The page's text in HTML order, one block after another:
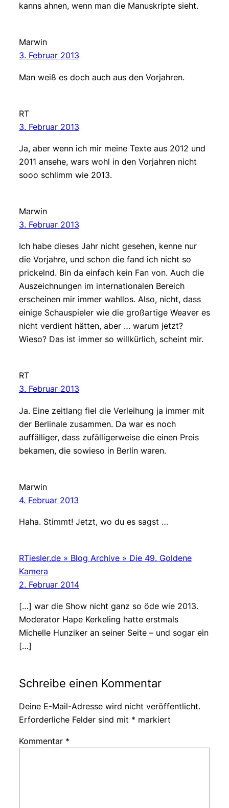
kanns ahnen, wenn man die Manuskripte sieht.
Marwin
3. Februar 2013
Man weiß es doch auch aus den Vorjahren.
RT
3. Februar 2013
Ja, aber wenn ich mir meine Texte aus 2012 und
2011 ansehe, wars wohl in den Vorjahren nicht
sooo schlimm wie 2013.
Marwin
3. Februar 2013
Ich habe dieses Jahr nicht gesehen, kenne nur
die Vorjahre, und schon die fand ich nicht so
prickelnd. Bin da einfach kein Fan von. Auch die
Auszeichnungen im internationalen Bereich
erscheinen mir immer wahllos. Also, nicht, dass
einige Schauspieler wie die großartige Weaver es
nicht verdient hätten, aber … warum jetzt?
Wieso? Das ist immer so willkürlich, scheint mir.
RT
3. Februar 2013
Ja. Eine zeitlang fiel die Verleihung ja immer mit
der Berlinale zusammen. Da war es noch
auffälliger, dass zufälligerweise die einen Preis
bekamen, die sowieso in Berlin waren.
Marwin
4. Februar 2013
Haha. Stimmt! Jetzt, wo du es sagst …
RTiesler.de » Blog Archive » Die 49. Goldene
Kamera
2. Februar 2014
[…] war die Show nicht ganz so öde wie 2013.
Moderator Hape Kerkeling hatte erstmals
Michelle Hunziker an seiner Seite – und sogar ein
[…]
Schreibe einen Kommentar
Deine E-Mail-Adresse wird nicht veröffentlicht.
Erforderliche Felder sind mit * markiert
Kommentar *